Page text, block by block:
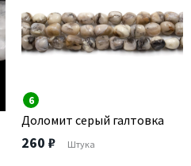
6
Доломит серый галтовка
260 ₽ Штука